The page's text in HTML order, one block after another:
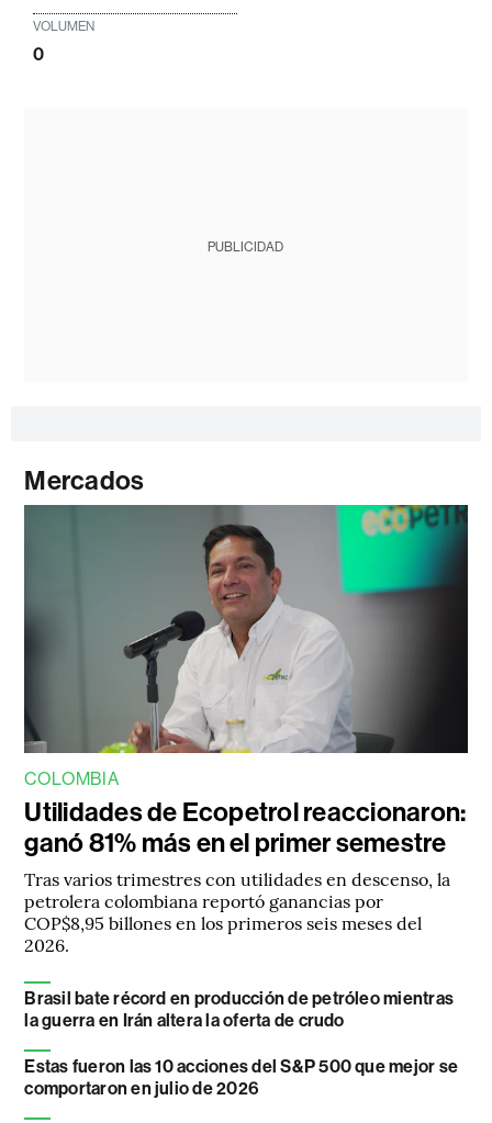
VOLUMEN
0
PUBLICIDAD
Mercados
COLOMBIA
Utilidades de Ecopetrol reaccionaron:
ganó 81% más en el primer semestre
Tras varios trimestres con utilidades en descenso, la
petrolera colombiana reportó ganancias por
COP$8,95 billones en los primeros seis meses del
2026.
Brasil bate récord en producción de petróleo mientras
la guerra en Irán altera la oferta de crudo
Estas fueron las 10 acciones del S&P 500 que mejor se
comportaron en julio de 2026